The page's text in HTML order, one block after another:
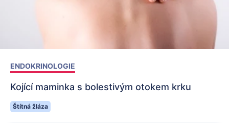
ENDOKRINOLOGIE
Kojící maminka s bolestivým otokem krku
Štítná žláza